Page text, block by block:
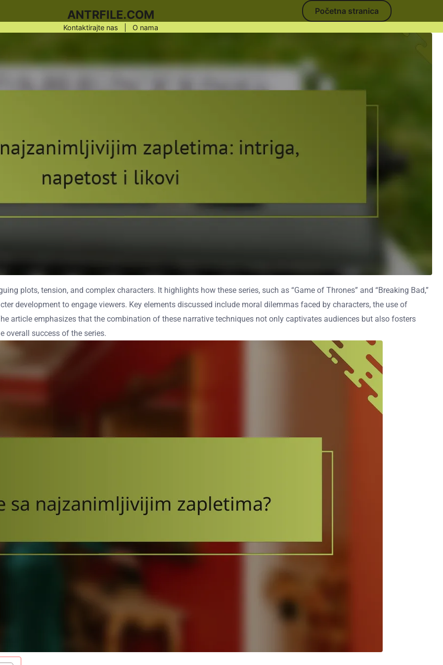
ANTRFILE.COM Početna stranica
Kontaktirajte nas O nama
plots, tension, and complex characters. It highlights how these series, such as “Game of Thrones” and “Breaking Bad,”
development to engage viewers. Key elements discussed include moral dilemmas faced by characters, the use of
article emphasizes that the combination of these narrative techniques not only captivates audiences but also fosters
overall success of the series.